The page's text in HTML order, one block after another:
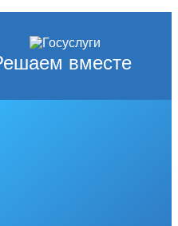
вместе